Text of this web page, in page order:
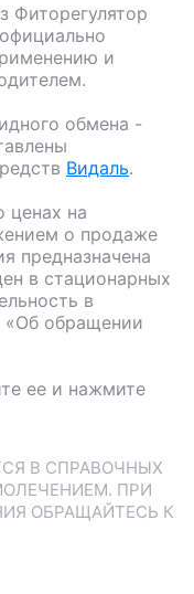
Фиторегулятор
и
обмена -
Видаль.
ценах на
о продаже
предназначена
в стационарных
в
«Об обращении
ее и нажмите
В СПРАВОЧНЫХ
ПРИ
ОБРАЩАЙТЕСЬ К